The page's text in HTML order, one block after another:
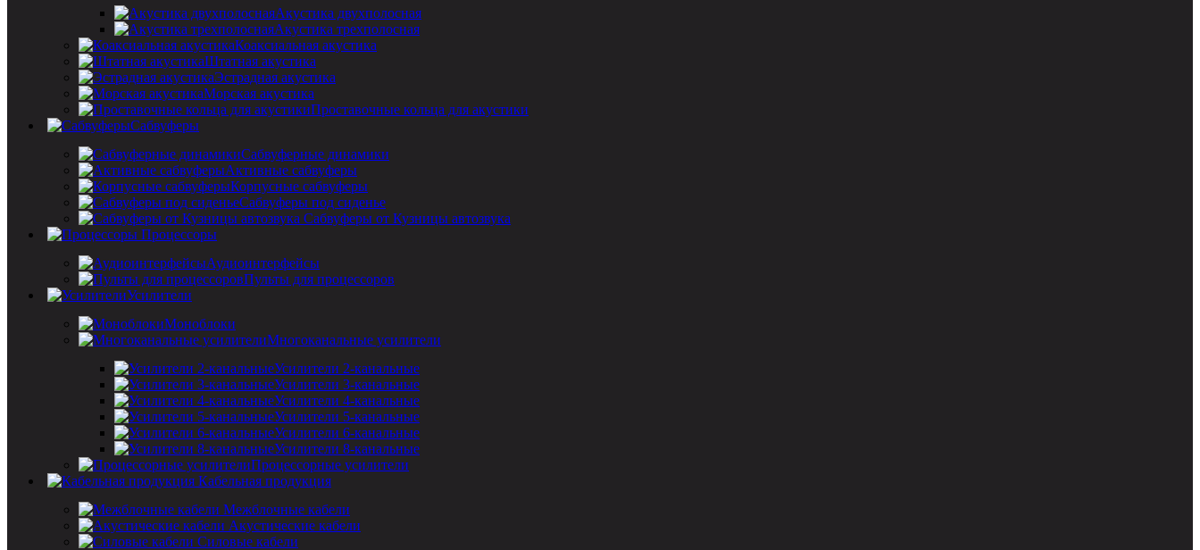
Акустика двухполосная
Акустика трехполосная
Коаксиальная акустика
Штатная акустика
Эстрадная акустика
Морская акустика
Проставочные кольца для акустики
Сабвуферы
Сабвуферные динамики
Активные сабвуферы
Корпусные сабвуферы
Сабвуферы под сиденье
Сабвуферы от Кузницы автозвука
Процессоры
Аудиоинтерфейсы
Пульты для процессоров
Усилители
Моноблоки
Многоканальные усилители
Усилители 2-канальные
Усилители 3-канальные
Усилители 4-канальные
Усилители 5-канальные
Усилители 6-канальные
Усилители 8-канальные
Процессорные усилители
Кабельная продукция
Межблочные кабели
Акустические кабели
Силовые кабели